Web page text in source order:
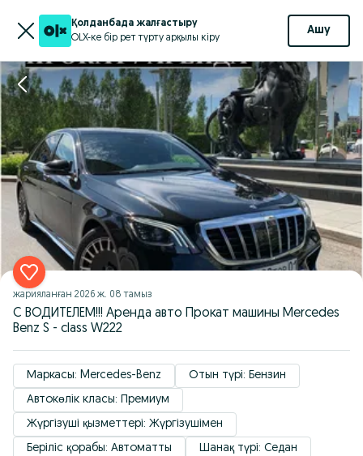
Қолданбада жалғастыру
OLX-ке бір рет түрту арқылы кіру
Ашу
жарияланған 2026 ж. 08 тамыз
С ВОДИТЕЛЕМ!!! Аренда авто Прокат машины Mercedes
Benz S - class W222
Маркасы: Mercedes-Benz
Отын түрі: Бензин
Автокөлік класы: Премиум
Жүргізуші қызметтері: Жүргізушімен
Беріліс қорабы: Автоматты
Шанақ түрі: Седан